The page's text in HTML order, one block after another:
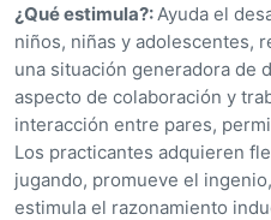
5
¿Qué estimula?: Ayuda el
niños, niñas y adolescentes,
una situación generadora de
aspecto de colaboración y
interacción entre pares,
Los practicantes adquieren
jugando, promueve el
estimula el razonamiento